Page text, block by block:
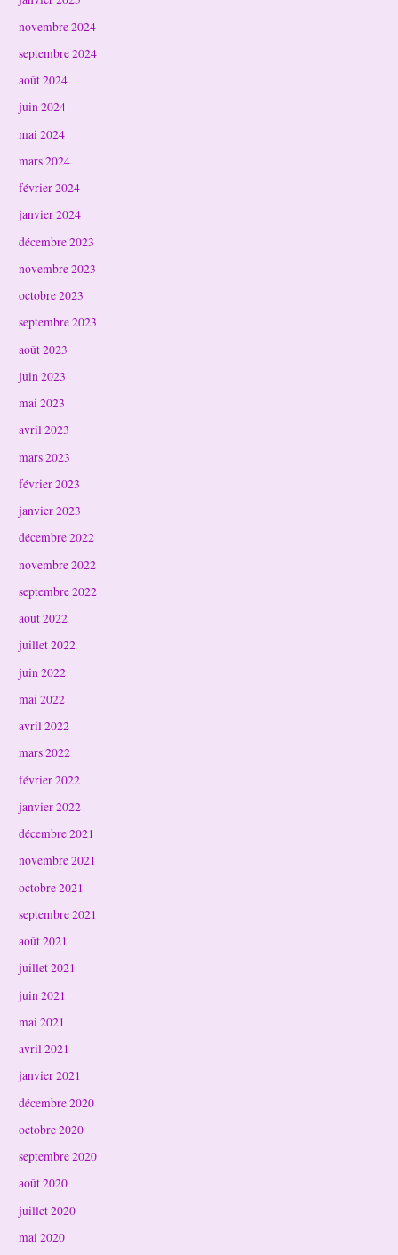
novembre 2024
septembre 2024
août 2024
juin 2024
mai 2024
mars 2024
février 2024
janvier 2024
décembre 2023
novembre 2023
octobre 2023
septembre 2023
août 2023
juin 2023
mai 2023
avril 2023
mars 2023
février 2023
janvier 2023
décembre 2022
novembre 2022
septembre 2022
août 2022
juillet 2022
juin 2022
mai 2022
avril 2022
mars 2022
février 2022
janvier 2022
décembre 2021
novembre 2021
octobre 2021
septembre 2021
août 2021
juillet 2021
juin 2021
mai 2021
avril 2021
janvier 2021
décembre 2020
octobre 2020
septembre 2020
août 2020
juillet 2020
mai 2020